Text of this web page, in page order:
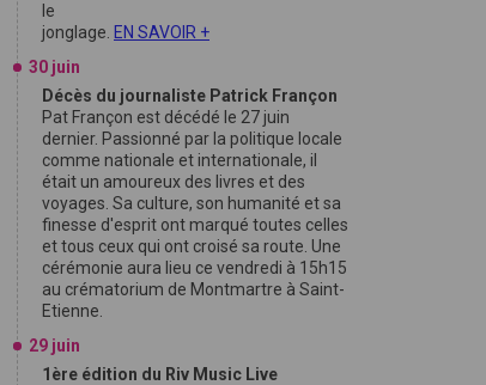
le
jonglage. EN SAVOIR +
30 juin
Décès du journaliste Patrick Françon
Pat Françon est décédé le 27 juin
dernier. Passionné par la politique locale
comme nationale et internationale, il
était un amoureux des livres et des
voyages. Sa culture, son humanité et sa
finesse d'esprit ont marqué toutes celles
et tous ceux qui ont croisé sa route. Une
cérémonie aura lieu ce vendredi à 15h15
au crématorium de Montmartre à Saint-
Etienne.
29 juin
1ère édition du Riv Music Live